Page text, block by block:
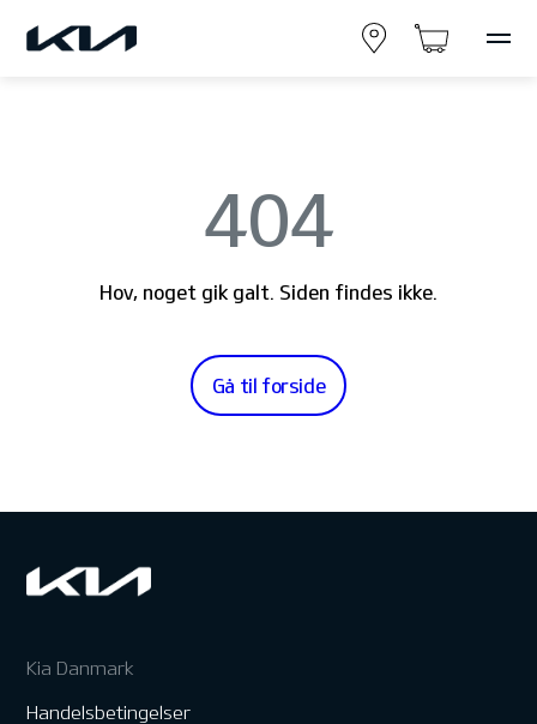
404
Hov, noget gik galt. Siden findes ikke.
Gå til forside
Kia Danmark
Handelsbetingelser